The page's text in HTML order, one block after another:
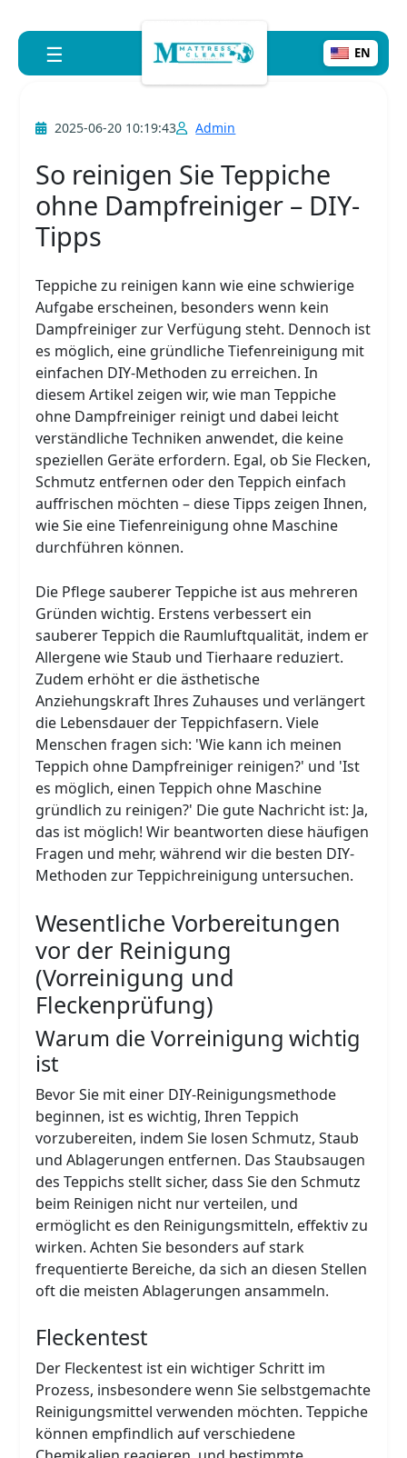
☰ EN
2025-06-20 10:19:43 Admin
So reinigen Sie Teppiche
ohne Dampfreiniger – DIY-
Tipps
Teppiche zu reinigen kann wie eine schwierige
Aufgabe erscheinen, besonders wenn kein
Dampfreiniger zur Verfügung steht. Dennoch ist
es möglich, eine gründliche Tiefenreinigung mit
einfachen DIY-Methoden zu erreichen. In
diesem Artikel zeigen wir, wie man Teppiche
ohne Dampfreiniger reinigt und dabei leicht
verständliche Techniken anwendet, die keine
speziellen Geräte erfordern. Egal, ob Sie Flecken,
Schmutz entfernen oder den Teppich einfach
auffrischen möchten – diese Tipps zeigen Ihnen,
wie Sie eine Tiefenreinigung ohne Maschine
durchführen können.
Die Pflege sauberer Teppiche ist aus mehreren
Gründen wichtig. Erstens verbessert ein
sauberer Teppich die Raumluftqualität, indem er
Allergene wie Staub und Tierhaare reduziert.
Zudem erhöht er die ästhetische
Anziehungskraft Ihres Zuhauses und verlängert
die Lebensdauer der Teppichfasern. Viele
Menschen fragen sich: 'Wie kann ich meinen
Teppich ohne Dampfreiniger reinigen?' und 'Ist
es möglich, einen Teppich ohne Maschine
gründlich zu reinigen?' Die gute Nachricht ist: Ja,
das ist möglich! Wir beantworten diese häufigen
Fragen und mehr, während wir die besten DIY-
Methoden zur Teppichreinigung untersuchen.
Wesentliche Vorbereitungen
vor der Reinigung
(Vorreinigung und
Fleckenprüfung)
Warum die Vorreinigung wichtig
ist
Bevor Sie mit einer DIY-Reinigungsmethode
beginnen, ist es wichtig, Ihren Teppich
vorzubereiten, indem Sie losen Schmutz, Staub
und Ablagerungen entfernen. Das Staubsaugen
des Teppichs stellt sicher, dass Sie den Schmutz
beim Reinigen nicht nur verteilen, und
ermöglicht es den Reinigungsmitteln, effektiv zu
wirken. Achten Sie besonders auf stark
frequentierte Bereiche, da sich an diesen Stellen
oft die meisten Ablagerungen ansammeln.
Fleckentest
Der Fleckentest ist ein wichtiger Schritt im
Prozess, insbesondere wenn Sie selbstgemachte
Reinigungsmittel verwenden möchten. Teppiche
können empfindlich auf verschiedene